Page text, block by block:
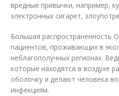
вредные привычки, например,
электронных сигарет,
Большая распространенность
пациентов, проживающих в
неблагополучных регионах.
которые находятся в воздухе
оболочку и делают человека
инфекциям.